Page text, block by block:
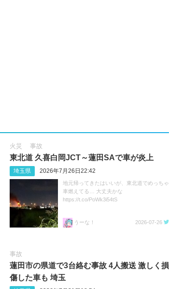
火災 事故
東北道 久喜白岡JCT～蓮田SAで車が炎上
埼玉県 2026年7月26日22:42
地元帰ってきたはいいが、東北道でめっちゃ
車燃えてる… 大丈夫かな
https://t.co/PoWk3i54tS
うーな！ 2026-07-26
事故
蓮田市の県道で3台絡む事故 4人搬送 激しく損
傷した車も 埼玉